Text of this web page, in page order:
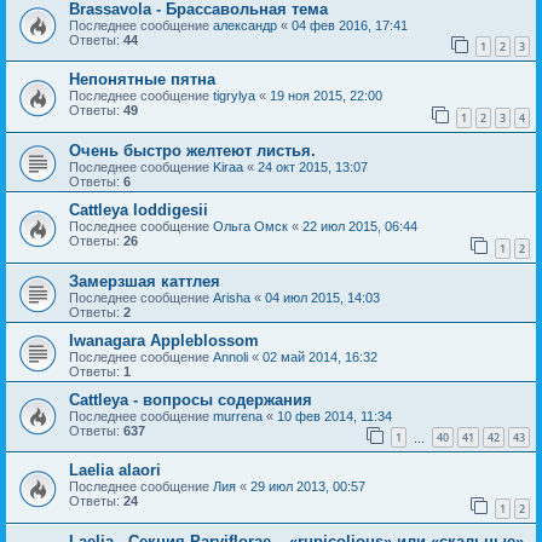
Brassavola - Брассавольная тема
Последнее сообщение александр « 04 фев 2016, 17:41
Ответы: 44 1 2 3
Непонятные пятна
Последнее сообщение tigrylya « 19 ноя 2015, 22:00
Ответы: 49 1 2 3 4
Очень быстро желтеют листья.
Последнее сообщение Kiraa « 24 окт 2015, 13:07
Ответы: 6
Cattleya loddigesii
Последнее сообщение Ольга Омск « 22 июл 2015, 06:44
Ответы: 26 1 2
Замерзшая каттлея
Последнее сообщение Arisha « 04 июл 2015, 14:03
Ответы: 2
Iwanagara Appleblossom
Последнее сообщение Annoli « 02 май 2014, 16:32
Ответы: 1
Cattleya - вопросы содержания
Последнее сообщение murrena « 10 фев 2014, 11:34
Ответы: 637 1 40 41 42 43
Laelia alaori
Последнее сообщение Лия « 29 июл 2013, 00:57
Ответы: 24 1 2